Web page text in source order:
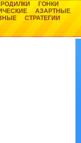
ГОНКИ
АЗАРТНЫЕ
СТРАТЕГИИ